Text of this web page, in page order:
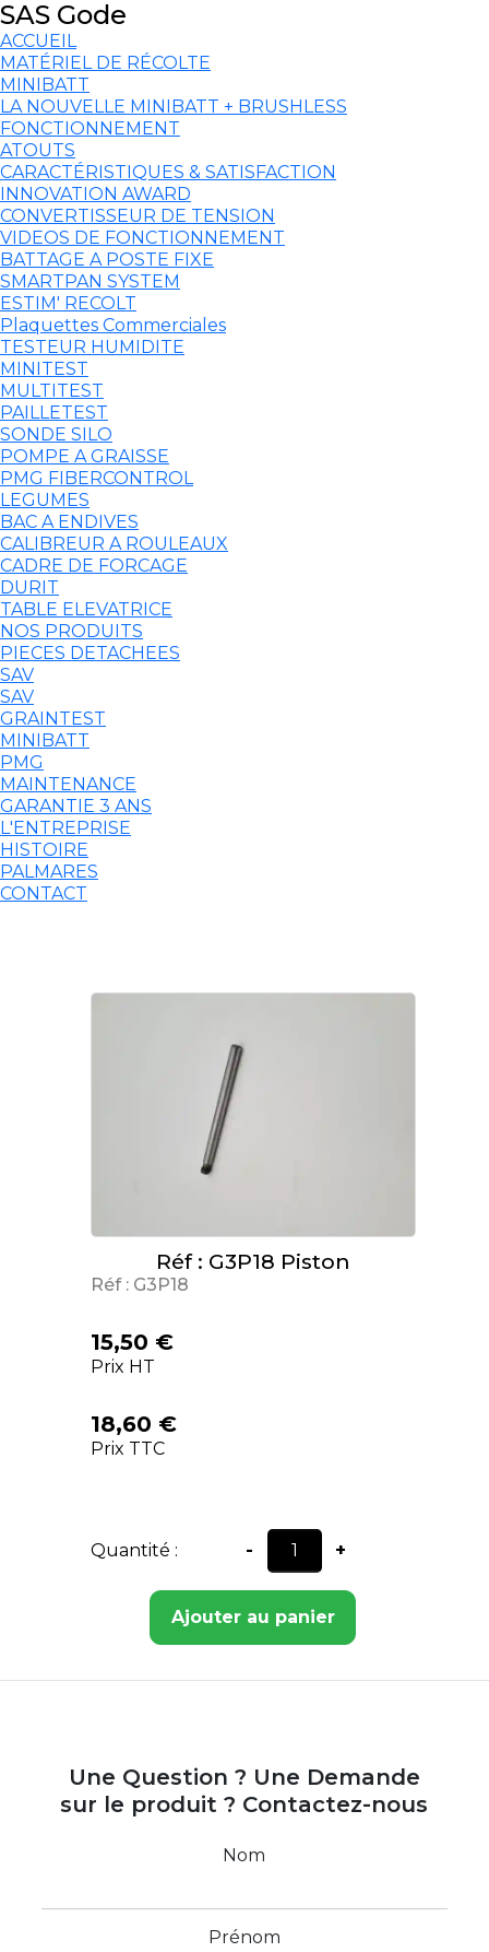
SAS Gode
ACCUEIL
MATÉRIEL DE RÉCOLTE
MINIBATT
LA NOUVELLE MINIBATT + BRUSHLESS
FONCTIONNEMENT
ATOUTS
CARACTÉRISTIQUES & SATISFACTION
INNOVATION AWARD
CONVERTISSEUR DE TENSION
VIDEOS DE FONCTIONNEMENT
BATTAGE A POSTE FIXE
SMARTPAN SYSTEM
ESTIM' RECOLT
Plaquettes Commerciales
TESTEUR HUMIDITE
MINITEST
MULTITEST
PAILLETEST
SONDE SILO
POMPE A GRAISSE
PMG FIBERCONTROL
LEGUMES
BAC A ENDIVES
CALIBREUR A ROULEAUX
CADRE DE FORCAGE
DURIT
TABLE ELEVATRICE
NOS PRODUITS
PIECES DETACHEES
SAV
SAV
GRAINTEST
MINIBATT
PMG
MAINTENANCE
GARANTIE 3 ANS
L'ENTREPRISE
HISTOIRE
PALMARES
CONTACT
Réf : G3P18 Piston
Réf : G3P18
15,50 €
Prix HT
18,60 €
Prix TTC
Quantité : - +
Ajouter au panier
Une Question ? Une Demande
sur le produit ? Contactez-nous
Nom
Prénom